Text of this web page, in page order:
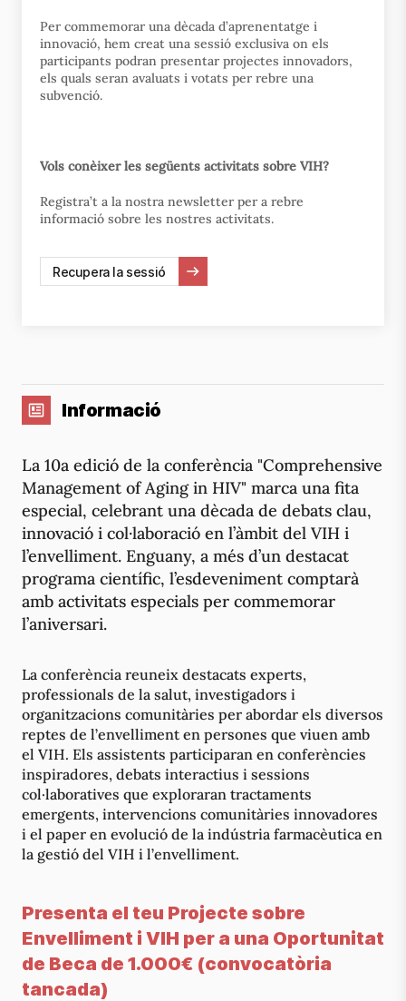
Per commemorar una dècada d’aprenentatge i
innovació, hem creat una sessió exclusiva on els
participants podran presentar projectes innovadors,
els quals seran avaluats i votats per rebre una
subvenció.
Vols conèixer les següents activitats sobre VIH?
Registra’t a la nostra newsletter per a rebre
informació sobre les nostres activitats.
Recupera la sessió
Informació
La 10a edició de la conferència "Comprehensive
Management of Aging in HIV" marca una fita
especial, celebrant una dècada de debats clau,
innovació i col·laboració en l’àmbit del VIH i
l’envelliment. Enguany, a més d’un destacat
programa científic, l’esdeveniment comptarà
amb activitats especials per commemorar
l’aniversari.
La conferència reuneix destacats experts,
professionals de la salut, investigadors i
organitzacions comunitàries per abordar els diversos
reptes de l’envelliment en persones que viuen amb
el VIH. Els assistents participaran en conferències
inspiradores, debats interactius i sessions
col·laboratives que exploraran tractaments
emergents, intervencions comunitàries innovadores
i el paper en evolució de la indústria farmacèutica en
la gestió del VIH i l’envelliment.
Presenta el teu Projecte sobre
Envelliment i VIH per a una Oportunitat
de Beca de 1.000€ (convocatòria
tancada)